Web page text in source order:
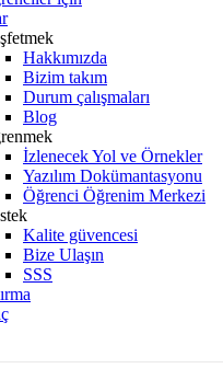
Hakkımızda
Bizim takım
Durum çalışmaları
Blog
İzlenecek Yol ve Örnekler
Yazılım Dokümantasyonu
Öğrenci Öğrenim Merkezi
Kalite güvencesi
Bize Ulaşın
SSS